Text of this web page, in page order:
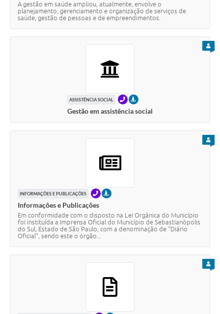
A gestão em saúde ampliou, atualmente, envolve o
planejamento, gerenciamento e organização de serviços de
saúde, gestão de pessoas e de empreendimentos.
ASSISTÊNCIA SOCIAL TELEFONEPRESENCIAL
Gestão em assistência social
INFORMAÇÕES E PUBLICAÇÕES TELEFONEPRESENCIAL
Informações e Publicações
Em conformidade com o disposto na Lei Orgânica do Município
foi instituída a Imprensa Oficial do Município de Sebastianópolis
do Sul, Estado de São Paulo, com a denominação de “Diário
Oficial”, sendo este o órgão...